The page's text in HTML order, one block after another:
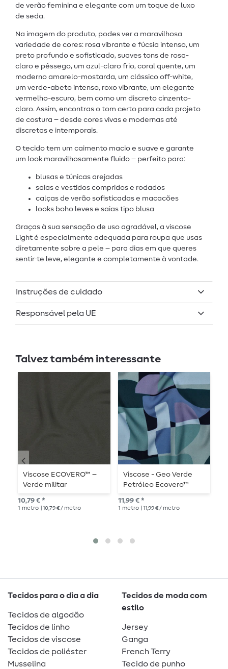
de verão feminina e elegante com um toque de luxo
de seda.
Na imagem do produto, podes ver a maravilhosa
variedade de cores: rosa vibrante e fúcsia intenso, um
preto profundo e sofisticado, suaves tons de rosa-
claro e pêssego, um azul-claro frio, coral quente, um
moderno amarelo-mostarda, um clássico off-white,
um verde-abeto intenso, roxo vibrante, um elegante
vermelho-escuro, bem como um discreto cinzento-
claro. Assim, encontras o tom certo para cada projeto
de costura – desde cores vivas e modernas até
discretas e intemporais.
O tecido tem um caimento macio e suave e garante
um look maravilhosamente fluido – perfeito para:
blusas e túnicas arejadas
saias e vestidos compridos e rodados
calças de verão sofisticadas e macacões
looks boho leves e saias tipo blusa
Graças à sua sensação de uso agradável, a viscose
Light é especialmente adequada para roupa que usas
diretamente sobre a pele – para dias em que queres
sentir-te leve, elegante e completamente à vontade.
Instruções de cuidado
Responsável pela UE
Talvez também interessante
Viscose ECOVERO™ –
Verde militar
10,79 € *
1 metro | 10,79 € / metro
Viscose - Geo Verde
Petróleo Ecovero™
11,99 € *
1 metro | 11,99 € / metro
Tecidos para o dia a dia
Tecidos de algodão
Tecidos de linho
Tecidos de viscose
Tecidos de poliéster
Musselina
Tecidos de moda com
estilo
Jersey
Ganga
French Terry
Tecido de punho